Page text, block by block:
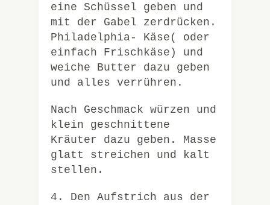
eine Schüssel geben und
mit der Gabel zerdrücken.
Philadelphia- Käse( oder
einfach Frischkäse) und
weiche Butter dazu geben
und alles verrühren.
Nach Geschmack würzen und
klein geschnittene
Kräuter dazu geben. Masse
glatt streichen und kalt
stellen.
4. Den Aufstrich aus der